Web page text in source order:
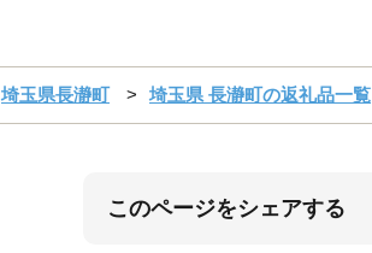
埼玉県長瀞町 埼玉県 長瀞町の返礼品一覧
このページをシェアする